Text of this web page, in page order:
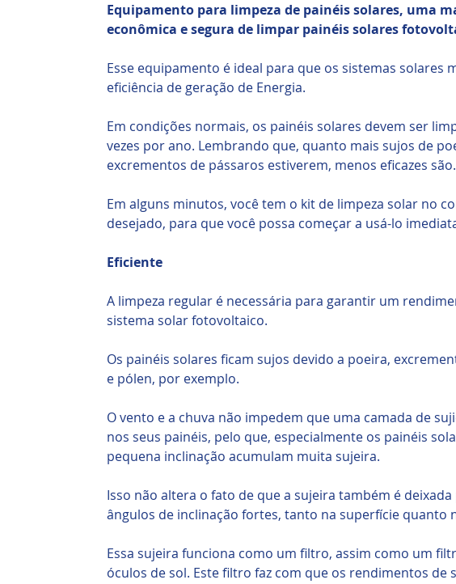
Equipamento para limpeza de painéis solares, uma
econômica e segura de limpar painéis solares
Esse equipamento é ideal para que os sistemas solares
eficiência de geração de Energia.
Em condições normais, os painéis solares devem ser
vezes por ano. Lembrando que, quanto mais sujos de
excrementos de pássaros estiverem, menos eficazes são.
Em alguns minutos, você tem o kit de limpeza solar no
desejado, para que você possa começar a usá-lo
Eficiente
A limpeza regular é necessária para garantir um
sistema solar fotovoltaico.
Os painéis solares ficam sujos devido a poeira,
e pólen, por exemplo.
O vento e a chuva não impedem que uma camada de
nos seus painéis, pelo que, especialmente os painéis
pequena inclinação acumulam muita sujeira.
Isso não altera o fato de que a sujeira também é
ângulos de inclinação fortes, tanto na superfície quanto
Essa sujeira funciona como um filtro, assim como um
óculos de sol. Este filtro faz com que os rendimentos de